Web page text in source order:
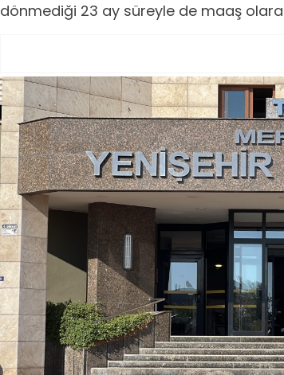
dönmediği 23 ay süreyle de maaş